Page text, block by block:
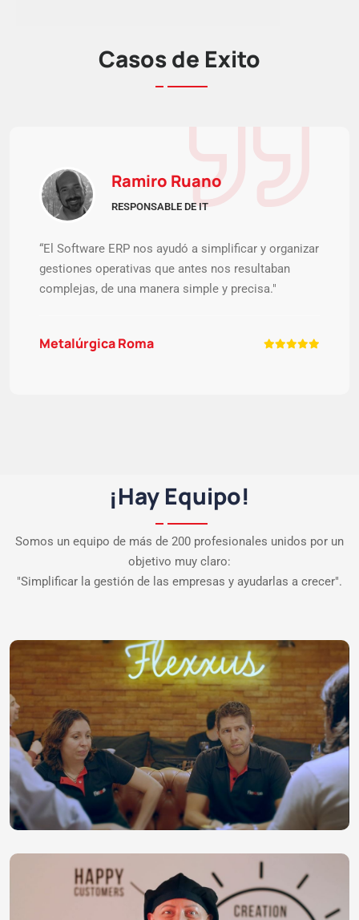
Casos de Éxito
Ramiro Ruano
RESPONSABLE DE IT
“El Software ERP nos ayudó a simplificar y organizar
gestiones operativas que antes nos resultaban
complejas, de una manera simple y precisa."
Metalúrgica Roma
¡Hay Equipo!
Somos un equipo de más de 200 profesionales unidos por un
objetivo muy claro:
"Simplificar la gestión de las empresas y ayudarlas a crecer".